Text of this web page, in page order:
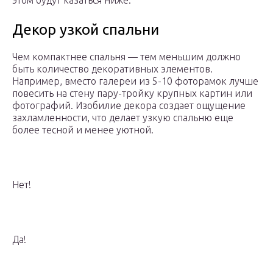
Декор узкой спальни
Чем компактнее спальня — тем меньшим должно
быть количество декоративных элементов.
Например, вместо галереи из 5-10 фоторамок лучше
повесить на стену пару-тройку крупных картин или
фотографий. Изобилие декора создает ощущение
захламленности, что делает узкую спальню еще
более тесной и менее уютной.
Нет!
Да!